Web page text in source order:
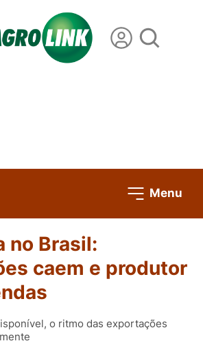
Menu
no Brasil:
caem e produtor
o ritmo das exportações